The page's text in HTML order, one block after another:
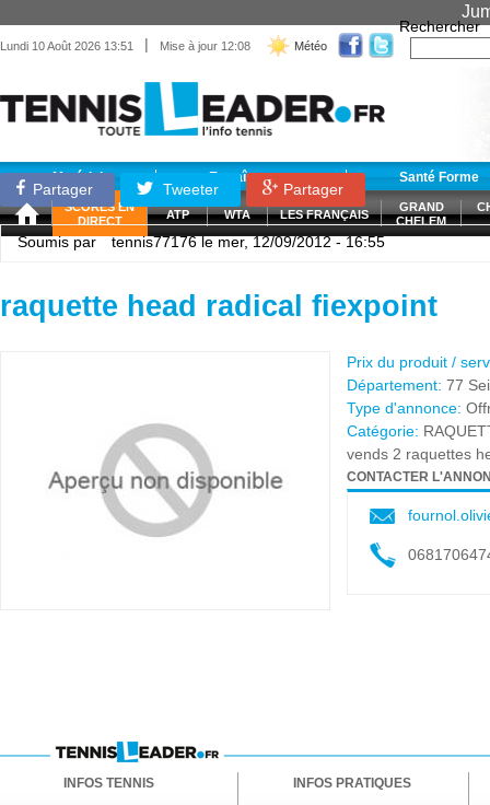
Lundi 10 Août 2026 13:51 | Mise à jour 12:08 Météo
Rechercher
Matériel Entraînement Santé Forme
SCORES EN
DIRECT
ATP WTA LES FRANÇAIS
GRAND
CHELEM
Partager Tweeter Partager
Soumis par tennis77176le mer, 12/09/2012 - 16:55
raquette head radical fiexpoint
Prix du produit /
Département: 77
Type d'annonce:
Catégorie:
vends 2 raquettes
CONTACTER
INFOS TENNIS INFOS PRATIQUES